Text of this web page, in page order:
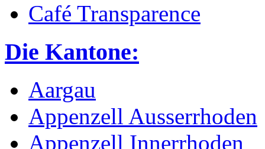
Café Transparence
Die Kantone:
Aargau
Appenzell Ausserrhoden
Appenzell Innerrhoden